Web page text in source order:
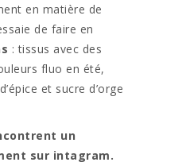
en matière de
de faire en
: tissus avec des
fluo en été,
et sucre d’orge
un
sur intagram.